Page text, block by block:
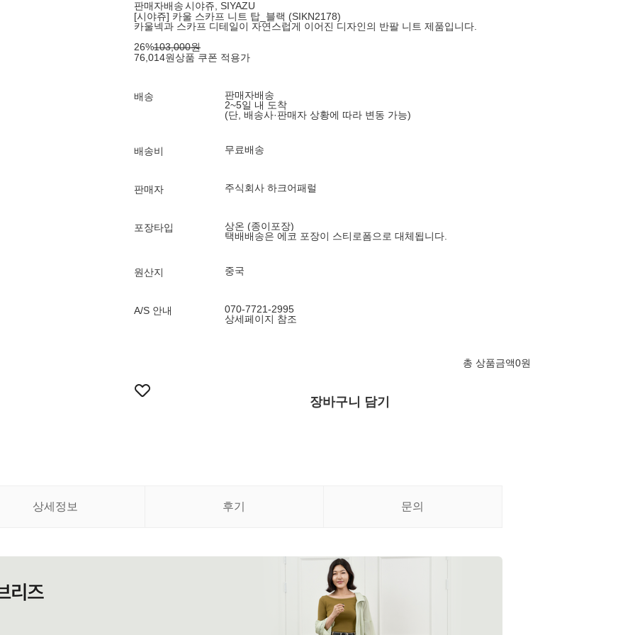
판매자배송시야쥬, SIYAZU
[시야쥬] 카울 스카프 니트 탑_블랙 (SIKN2178)
카울넥과 스카프 디테일이 자연스럽게 이어진 디자인의 반팔 니트 제품입니다.
26%103,000원
76,014원상품 쿠폰 적용가
배송
판매자배송
2~5일 내 도착
(단, 배송사·판매자 상황에 따라 변동 가능)
배송비 무료배송
판매자 주식회사 하크어패럴
포장타입
상온 (종이포장)
택배배송은 에코 포장이 스티로폼으로 대체됩니다.
원산지 중국
A/S 안내
070-7721-2995
상세페이지 참조
총 상품금액0원
장바구니 담기
상세정보 후기 문의